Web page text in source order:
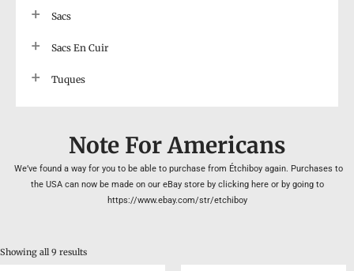
Note For Americans
We’ve found a way for you to be able to purchase from Étchiboy again. Purchases to
the USA can now be made on our eBay store by clicking here or by going to
https://www.ebay.com/str/etchiboy
Showing all 9 results
Sacs
Sacs En Cuir
Tuques